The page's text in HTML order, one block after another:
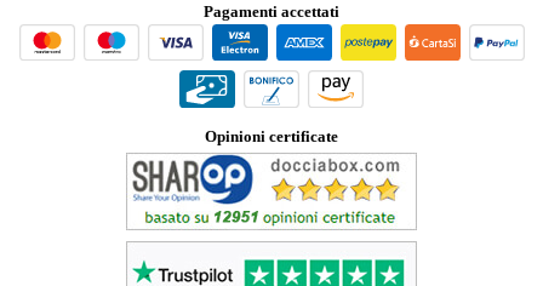
Pagamenti accettati
Opinioni certificate